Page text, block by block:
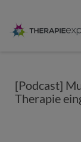
[Podcast]
Therapie